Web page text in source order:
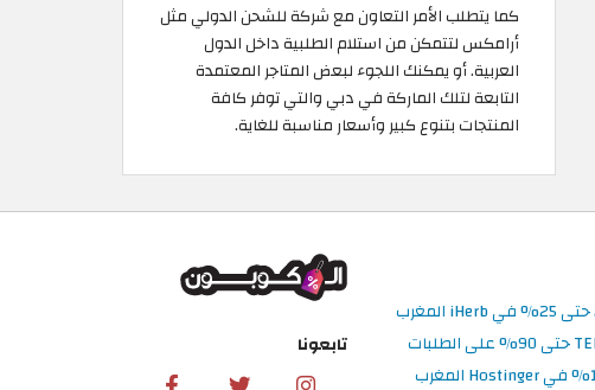
كما يتطلب الأمر التعاون مع شركة للشحن الدولي مثل
أرامكس لتتمكن من استلام الطلبية داخل الدول
العربية. أو يمكنك اللجوء لبعض المتاجر المعتمدة
التابعة لتلك الماركة في دبي والتي توفر كافة
المنتجات بتنوع كبير وأسعار مناسبة للغاية.
تابعونا